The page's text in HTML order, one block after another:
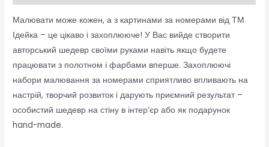
Малювати може кожен, а з картинами за номерами від ТМ
Ідейка – це цікаво і захоплююче! У Вас вийде створити
авторський шедевр своїми руками навіть якщо будете
працювати з полотном і фарбами вперше. Захоплюючі
набори малювання за номерами сприятливо впливають на
настрій, творчий розвиток і дарують приємний результат –
особистий шедевр на стіну в інтер’єр або як подарунок
hand-made.